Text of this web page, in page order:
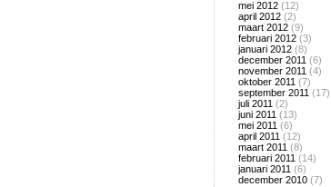
mei 2012 (12)
april 2012 (2)
maart 2012 (9)
februari 2012 (3)
januari 2012 (8)
december 2011 (6)
november 2011 (4)
oktober 2011 (7)
september 2011 (17)
juli 2011 (2)
juni 2011 (13)
mei 2011 (6)
april 2011 (12)
maart 2011 (8)
februari 2011 (14)
januari 2011 (6)
december 2010 (7)